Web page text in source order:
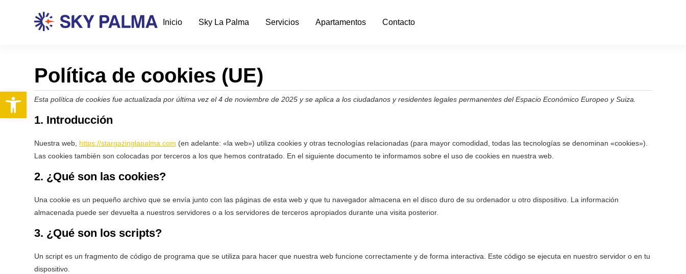
Inicio Sky La Palma Servicios Apartamentos Contacto
Política de cookies (UE)
Esta política de cookies fue actualizada por última vez el 4 de noviembre de 2025 y se aplica a los ciudadanos y residentes legales permanentes del Espacio Económico Europeo y Suiza.
1. Introducción
Nuestra web, https://stargazinglapalma.com (en adelante: «la web») utiliza cookies y otras tecnologías relacionadas (para mayor comodidad, todas las tecnologías se denominan «cookies»).
Las cookies también son colocadas por terceros a los que hemos contratado. En el siguiente documento te informamos sobre el uso de cookies en nuestra web.
2. ¿Qué son las cookies?
Una cookie es un pequeño archivo que se envía junto con las páginas de esta web y que tu navegador almacena en el disco duro de su ordenador u otro dispositivo. La información
almacenada puede ser devuelta a nuestros servidores o a los servidores de terceros apropiados durante una visita posterior.
3. ¿Qué son los scripts?
Un script es un fragmento de código de programa que se utiliza para hacer que nuestra web funcione correctamente y de forma interactiva. Este código se ejecuta en nuestro servidor o en tu
dispositivo.